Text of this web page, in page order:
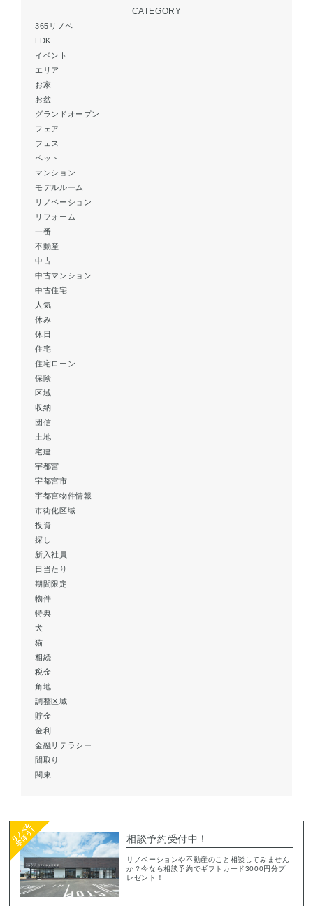
CATEGORY
365リノベ
LDK
イベント
エリア
お家
お盆
グランドオープン
フェア
フェス
ペット
マンション
モデルルーム
リノベーション
リフォーム
一番
不動産
中古
中古マンション
中古住宅
人気
休み
休日
住宅
住宅ローン
保険
区域
収納
団信
土地
宅建
宇都宮
宇都宮市
宇都宮物件情報
市街化区域
投資
探し
新入社員
日当たり
期間限定
物件
特典
犬
猫
相続
税金
角地
調整区域
貯金
金利
金融リテラシー
間取り
関東
相談予約受付中！
リノベーションや不動産のこと相談してみません
か？今なら相談予約でギフトカード3000円分プ
レゼント！